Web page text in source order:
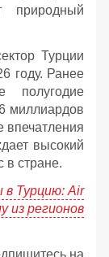
природный
Турции
году. Ранее
полугодие
миллиардов
впечатления
высокий
в стране.
Турцию: Air
из регионов
на